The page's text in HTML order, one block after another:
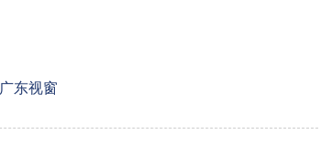
广东视窗